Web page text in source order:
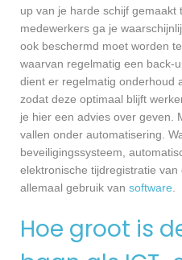
up van je harde schijf gemaakt
medewerkers ga je
ook beschermd moet worden
waarvan regelmatig een back-
dient er regelmatig onderhoud
zodat deze optimaal blijft
je hier een advies over geven.
vallen onder automatisering.
beveiligingssysteem,
elektronische tijdregistratie
allemaal gebruik van software
Hoe groot is